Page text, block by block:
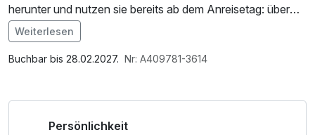
herunter und nutzen sie bereits ab dem Anreisetag: über
180 Attraktionen kostenfrei sowie freie Fahrt mit Bus und
Bahn.
Rezeptionszeiten.
Im Angebot enthalten
1 Flasche Mineralwasser, W-LAN Nutzung /
Weiterlesen
Buchbar bis 28.02.2027. Nr: A409781-3614
Persönlichkeit